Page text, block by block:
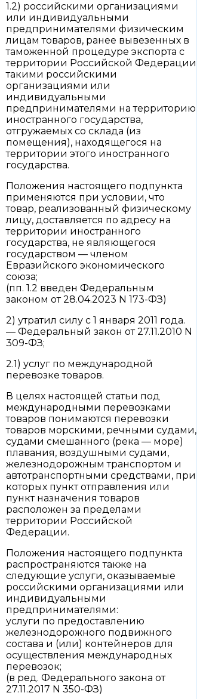
1.2) российскими организациями
или индивидуальными
предпринимателями физическим
лицам товаров, ранее вывезенных в
таможенной процедуре экспорта с
территории Российской Федерации
такими российскими
организациями или
индивидуальными
предпринимателями на территорию
иностранного государства,
отгружаемых со склада (из
помещения), находящегося на
территории этого иностранного
государства.
Положения настоящего подпункта
применяются при условии, что
товар, реализованный физическому
лицу, доставляется по адресу на
территории иностранного
государства, не являющегося
государством — членом
Евразийского экономического
союза;
(пп. 1.2 введен Федеральным
законом от 28.04.2023 N 173-ФЗ)
2) утратил силу с 1 января 2011 года.
— Федеральный закон от 27.11.2010 N
309-ФЗ;
2.1) услуг по международной
перевозке товаров.
В целях настоящей статьи под
международными перевозками
товаров понимаются перевозки
товаров морскими, речными судами,
судами смешанного (река — море)
плавания, воздушными судами,
железнодорожным транспортом и
автотранспортными средствами, при
которых пункт отправления или
пункт назначения товаров
расположен за пределами
территории Российской
Федерации.
Положения настоящего подпункта
распространяются также на
следующие услуги, оказываемые
российскими организациями или
индивидуальными
предпринимателями:
услуги по предоставлению
железнодорожного подвижного
состава и (или) контейнеров для
осуществления международных
перевозок;
(в ред. Федерального закона от
27.11.2017 N 350-ФЗ)